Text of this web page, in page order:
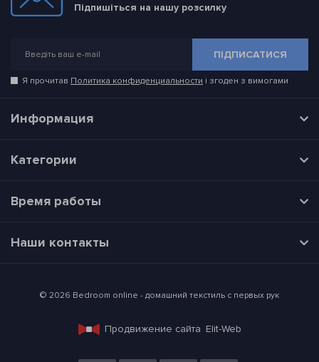
Підпишіться на нашу розсилку
ПІДПИСАТИСЯ
Я прочитав Политика конфиденциальности і згоден з вимогами
Информация
Категории
Время работы
Наши контакты
© 2026 Bedroom online - домашний текстиль с первых рук
Продвижение сайта Elit-Web